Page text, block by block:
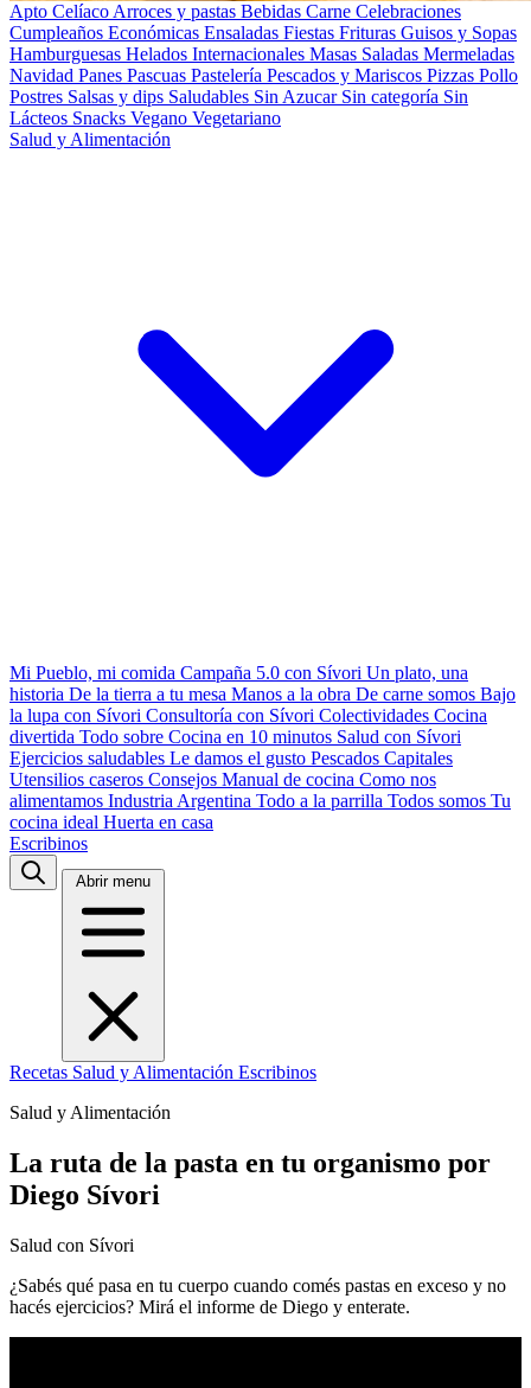
Apto Celíaco Arroces y pastas Bebidas Carne Celebraciones
Cumpleaños Económicas Ensaladas Fiestas Frituras Guisos y Sopas
Hamburguesas Helados Internacionales Masas Saladas Mermeladas
Navidad Panes Pascuas Pastelería Pescados y Mariscos Pizzas Pollo
Postres Salsas y dips Saludables Sin Azucar Sin categoría Sin
Lácteos Snacks Vegano Vegetariano
Salud y Alimentación
Mi Pueblo, mi comida Campaña 5.0 con Sívori Un plato, una
historia De la tierra a tu mesa Manos a la obra De carne somos Bajo
la lupa con Sívori Consultoría con Sívori Colectividades Cocina
divertida Todo sobre Cocina en 10 minutos Salud con Sívori
Ejercicios saludables Le damos el gusto Pescados Capitales
Utensilios caseros Consejos Manual de cocina Como nos
alimentamos Industria Argentina Todo a la parrilla Todos somos Tu
cocina ideal Huerta en casa
Escribinos
Abrir menu
Recetas Salud y Alimentación Escribinos
Salud y Alimentación
La ruta de la pasta en tu organismo por
Diego Sívori
Salud con Sívori
¿Sabés qué pasa en tu cuerpo cuando comés pastas en exceso y no
hacés ejercicios? Mirá el informe de Diego y enterate.